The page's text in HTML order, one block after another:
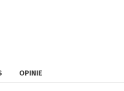
OPINIE